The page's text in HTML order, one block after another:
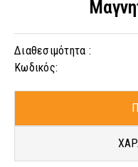
Διαθεσιμότητα :
Κωδικός: